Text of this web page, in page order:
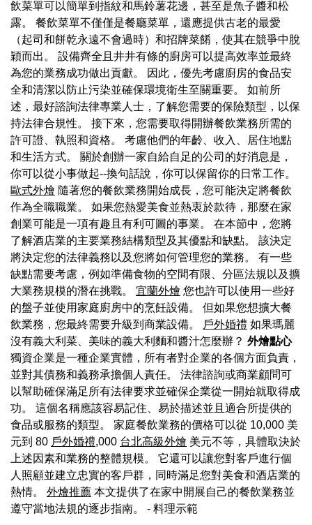
飲菜單可以簡單到指紋和馬鈴薯花邊，甚至是魚子醬和松
露。 餐飲菜單不僅僅是餐廳菜單，還應提供古老的最愛
（起司和餅乾永遠不會過時）和招牌菜餚，使其在競爭中脫
穎而出。 設備齊全且井井有條的廚房可以提高效率並最終
為您的業務成功做出貢獻。 因此，優先考慮廚房的食品安
全和清潔以防止污染並確保環境衛生至關重要。 如前所
述，最好諮詢法律專業人士，了解您需要的保險類型，以保
持法律合規性。 接下來，您需要取得開辦餐飲業務所需的
許可證、執照和資格。 考慮他們的年齡、收入、居住地點
和生活方式。 關於創辦一家自給自足的公司的好消息是，
你可以從小事做起--換句話說，你可以保留你的日常工作。
歐式外燴 隨著您的餐飲業務開始成長，您可能決定將餐飲
作為全職職業。 如果您熱愛美食並熱衷於款待，那麼在家
創業可能是一項有趣且有利可圖的事業。 在本節中，您將
了解酒店業的主要業務結構類型及其優點和缺點。 該決定
將決定您的法律義務以及您將如何管理您的業務。 有一些
缺點需要考慮，例如準備食物的空間有限、分區法規以及擴
大業務規模的潛在挑戰。 宜蘭外燴 您也許可以使用一些好
的盤子並使用家庭廚房中的烹飪設備。 但如果您想擴大餐
飲業務，您最終需要升級到商業設備。
戶外婚禮 如果瑪麗
沒有義大利菜、美味的義大利麵和醬汁怎麼辦？ 外燴點心
獨資企業是一種企業實體，所有者對企業的各個方面負責，
並對其債務和義務承擔個人責任。 法律諮詢或商業顧問可
以幫助確保滿足所有法律要求並確保企業從一開始就取得成
功。 這個名稱應該容易記住、易於描述並且適合所提供的
食品或服務的類型。 家庭餐飲業務的價格可以從 10,000 美
元到 80 戶外婚禮,000 台北高級外燴 美元不等，具體取決於
上述因素和業務的整體規模。 它還可以讓您對客戶進行個
人照顧並建立忠實的客戶群，同時滿足您對美食和酒店業的
熱情。 外燴推薦 本文提供了在家中開展自己的餐飲業務並
遵守當地法規的逐步指南。 - 料理示範